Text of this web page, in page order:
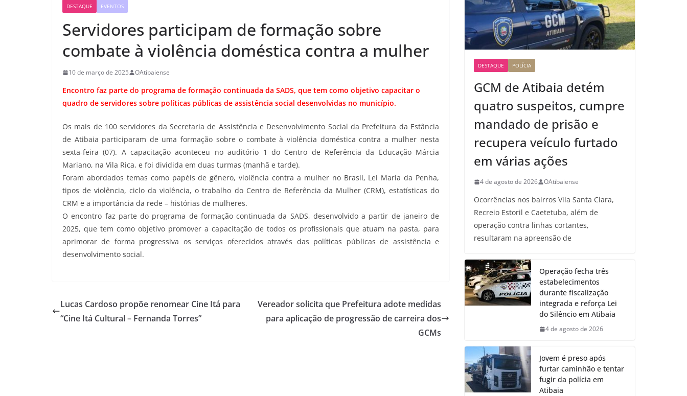
DESTAQUE EVENTOS
Servidores participam de formação sobre
combate à violência doméstica contra a mulher
10 de março de 2025 OAtibaiense
Encontro faz parte do programa de formação continuada da SADS, que tem como objetivo capacitar o
quadro de servidores sobre políticas públicas de assistência social desenvolvidas no município.
Os mais de 100 servidores da Secretaria de Assistência e Desenvolvimento Social da Prefeitura da Estância
de Atibaia participaram de uma formação sobre o combate à violência doméstica contra a mulher nesta
sexta-feira (07). A capacitação aconteceu no auditório 1 do Centro de Referência da Educação Márcia
Mariano, na Vila Rica, e foi dividida em duas turmas (manhã e tarde).
Foram abordados temas como papéis de gênero, violência contra a mulher no Brasil, Lei Maria da Penha,
tipos de violência, ciclo da violência, o trabalho do Centro de Referência da Mulher (CRM), estatísticas do
CRM e a importância da rede – histórias de mulheres.
O encontro faz parte do programa de formação continuada da SADS, desenvolvido a partir de janeiro de
2025, que tem como objetivo promover a capacitação de todos os profissionais que atuam na pasta, para
aprimorar de forma progressiva os serviços oferecidos através das políticas públicas de assistência e
desenvolvimento social.
Lucas Cardoso propõe renomear Cine Itá para
“Cine Itá Cultural – Fernanda Torres”
Vereador solicita que Prefeitura adote medidas
para aplicação de progressão de carreira dos
GCMs
DESTAQUE POLÍCIA
GCM de Atibaia detém
quatro suspeitos, cumpre
mandado de prisão e
recupera veículo furtado
em várias ações
4 de agosto de 2026 OAtibaiense
Ocorrências nos bairros Vila Santa Clara,
Recreio Estoril e Caetetuba, além de
operação contra linhas cortantes,
resultaram na apreensão de
Operação fecha três
estabelecimentos
durante fiscalização
integrada e reforça Lei
do Silêncio em Atibaia
4 de agosto de 2026
Jovem é preso após
furtar caminhão e tentar
fugir da polícia em
Atibaia